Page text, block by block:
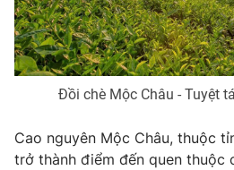
Tư vấn
Chuyên mục khác
Emagazine
Photo
Đồi chè Mộc Châu - Tuyệt
Cao nguyên Mộc Châu, thuộc
trở thành điểm đến quen thuộc